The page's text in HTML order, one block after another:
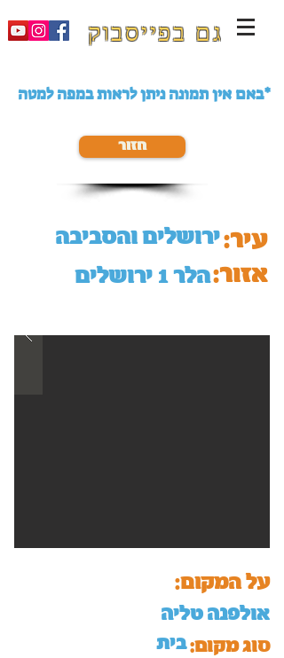
גם בפייסבוק
באם אין תמונה ניתן לראות במפה למטה*
חזור
ירושלים והסביבה
הלר 1 ירושלים
עיר:
אזור:
על המקום:
אולפנה טליה
סוג מקום:בית